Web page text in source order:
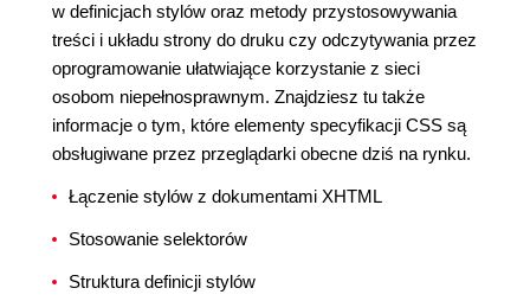
w definicjach stylów oraz metody przystosowywania
treści i układu strony do druku czy odczytywania przez
oprogramowanie ułatwiające korzystanie z sieci
osobom niepełnosprawnym. Znajdziesz tu także
informacje o tym, które elementy specyfikacji CSS są
obsługiwane przez przeglądarki obecne dziś na rynku.
Łączenie stylów z dokumentami XHTML
Stosowanie selektorów
Struktura definicji stylów